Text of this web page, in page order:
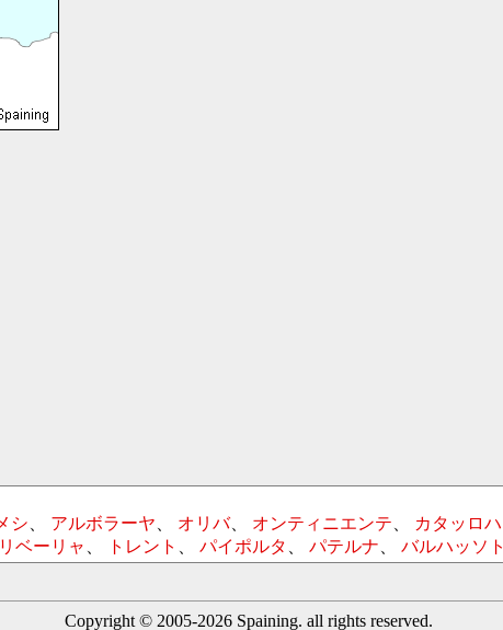
シ、 アルボラーヤ、 オリバ、 オンティニエンテ、 カタッロハ
ベーリャ 、 トレント 、 パイポルタ 、 パテルナ、 バルハッソト
Copyright © 2005-2026 Spaining. all rights reserved.